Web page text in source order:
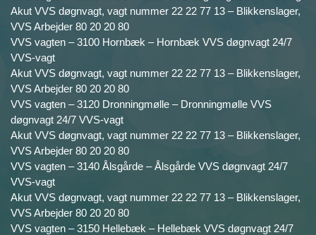
Akut VVS døgnvagt, vagt nummer 22 22 77 13 – Blikkenslager,
VVS Arbejder 80 20 20 80
VVS vagten – 3100 Hornbæk – Hornbæk VVS døgnvagt 24/7
VVS-vagt
Akut VVS døgnvagt, vagt nummer 22 22 77 13 – Blikkenslager,
VVS Arbejder 80 20 20 80
VVS vagten – 3120 Dronningmølle – Dronningmølle VVS
døgnvagt 24/7 VVS-vagt
Akut VVS døgnvagt, vagt nummer 22 22 77 13 – Blikkenslager,
VVS Arbejder 80 20 20 80
VVS vagten – 3140 Ålsgårde – Ålsgårde VVS døgnvagt 24/7
VVS-vagt
Akut VVS døgnvagt, vagt nummer 22 22 77 13 – Blikkenslager,
VVS Arbejder 80 20 20 80
VVS vagten – 3150 Hellebæk – Hellebæk VVS døgnvagt 24/7